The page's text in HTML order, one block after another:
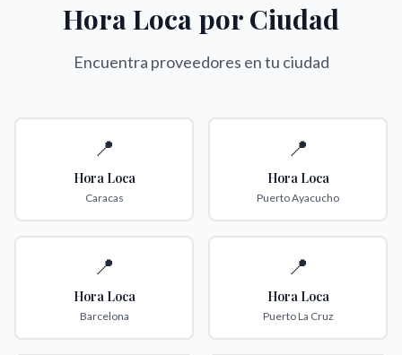
Hora Loca por Ciudad
Encuentra proveedores en tu ciudad
📍
Hora Loca
Caracas
📍
Hora Loca
Puerto Ayacucho
📍
Hora Loca
Barcelona
📍
Hora Loca
Puerto La Cruz